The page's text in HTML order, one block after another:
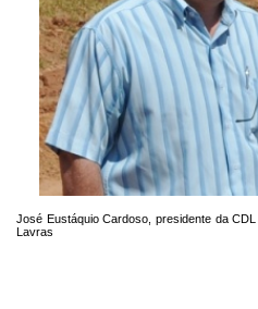
José Eustáquio Cardoso, presidente da
Lavras